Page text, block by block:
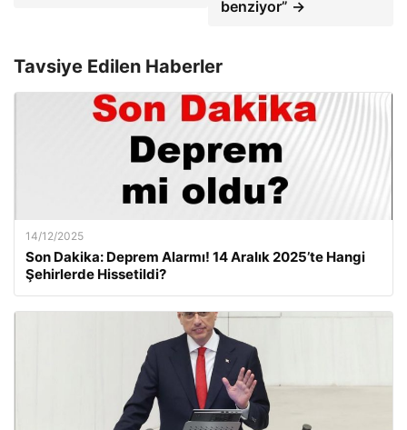
benziyor” →
Tavsiye Edilen Haberler
14/12/2025
Son Dakika: Deprem Alarmı! 14 Aralık 2025’te Hangi
Şehirlerde Hissetildi?